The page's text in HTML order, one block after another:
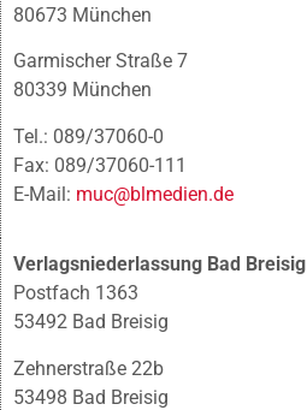
80673 München
Garmischer Straße 7
80339 München
Tel.: 089/37060-0
Fax: 089/37060-111
E-Mail: muc@blmedien.de
Verlagsniederlassung Bad Breisig
Postfach 1363
53492 Bad Breisig
Zehnerstraße 22b
53498 Bad Breisig